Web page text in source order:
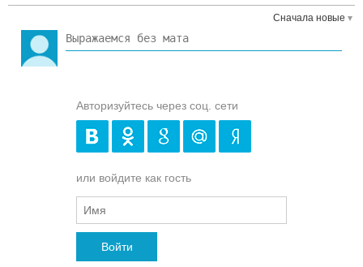
Сначала новые
Авторизуйтесь через соц. сети
или войдите как гость
Войти